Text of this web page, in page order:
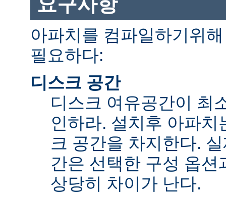
아파치를 컴파일하기위
필요하다:
디스크 공간
디스크 여유공간이 최
인하라. 설치후 아파
크 공간을 차지한다.
간은 선택한 구성 옵
상당히 차이가 난다.